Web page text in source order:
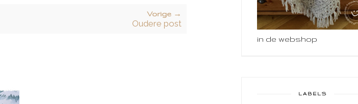
Vorige →
Oudere post
in de webshop
LABELS